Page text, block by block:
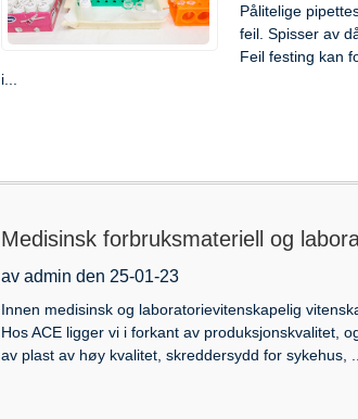
Pålitelige
feil. Spisser av
Feil festing kan
i...
Medisinsk forbruksmateriell og
av admin den 25-01-23
Innen medisinsk og laboratorievitenskapelig
Hos ACE ligger vi i forkant av produksjonskvalitet,
av plast av høy kvalitet, skreddersydd for sykehus, ...